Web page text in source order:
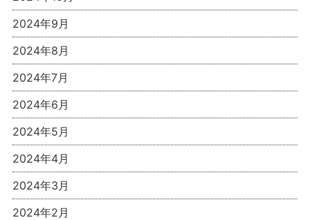
2024年9月
2024年8月
2024年7月
2024年6月
2024年5月
2024年4月
2024年3月
2024年2月